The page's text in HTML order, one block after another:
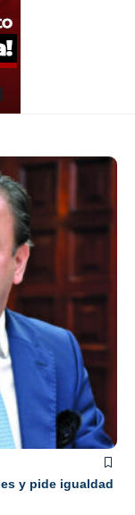
y pide igualdad